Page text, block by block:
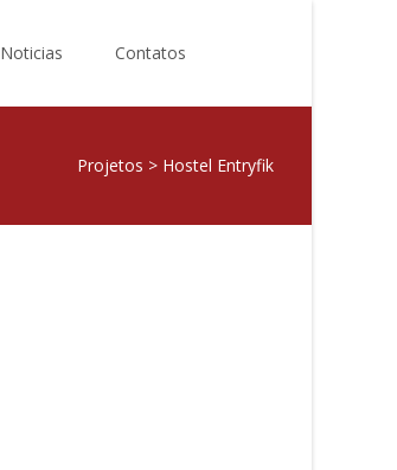
Noticias Contatos
Projetos > Hostel Entryfik